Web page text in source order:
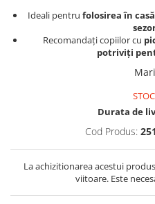
Ideali pentru folosirea în
Recomandați copiilor cu
potriviți
Durata de
Cod Produs:
La achizitionarea acestui
viitoare. Este